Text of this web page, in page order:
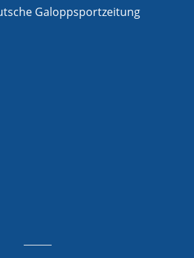
Galoppsportzeitung